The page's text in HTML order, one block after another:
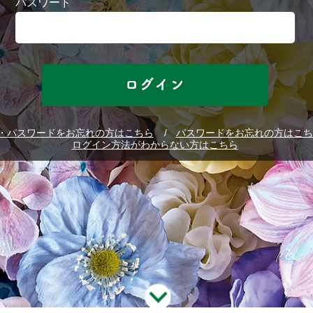
パスワード
パスワードをお忘れの方はこちら
パスワードをお忘れの方はこ
ログイン方法がわからない方はこちら